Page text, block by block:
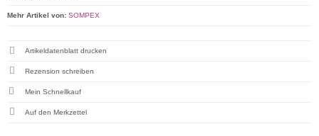
Mehr Artikel von: SOMPEX
Artikeldatenblatt drucken
Rezension schreiben
Mein Schnellkauf